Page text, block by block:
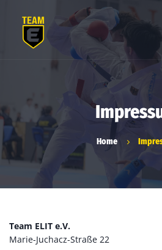
Home
Team ELIT e.V.
Marie-Juchacz-Straße 22